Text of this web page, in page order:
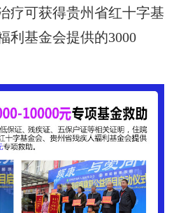
疗可获得贵州省红十字基
利基金会提供的3000